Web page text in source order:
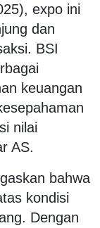
expo ini
dan
BSI
keuangan
nilai
AS.
bahwa
kondisi
Dengan